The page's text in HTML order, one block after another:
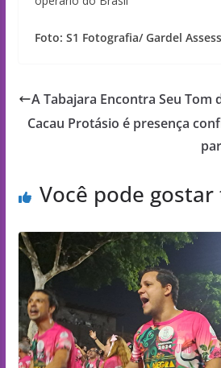
Foto: S1 Fotografia/ Gardel
A Tabajara Encontra Seu Tom
Cacau Protásio é presença
Você pode